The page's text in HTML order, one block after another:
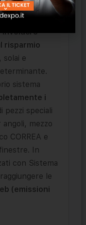
risparmio
e
sistema
i
pezzi speciali
mezzo
CORREA e
In
con Sistema
le
(emissioni